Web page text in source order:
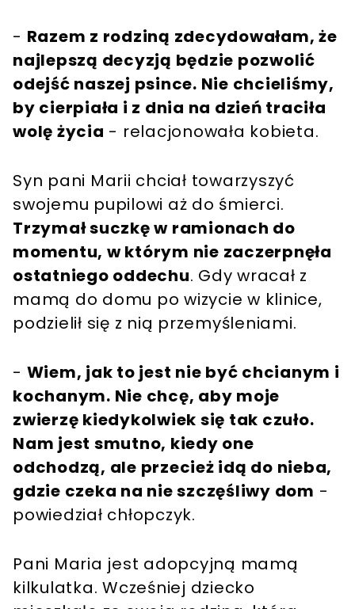
- Razem z rodziną zdecydowałam, że
najlepszą decyzją będzie pozwolić
odejść naszej psince. Nie chcieliśmy,
by cierpiała i z dnia na dzień traciła
wolę życia - relacjonowała kobieta.
Syn pani Marii chciał towarzyszyć
swojemu pupilowi aż do śmierci.
Trzymał suczkę w ramionach do
momentu, w którym nie zaczerpnęła
ostatniego oddechu. Gdy wracał z
mamą do domu po wizycie w klinice,
podzielił się z nią przemyśleniami.
- Wiem, jak to jest nie być chcianym i
kochanym. Nie chcę, aby moje
zwierzę kiedykolwiek się tak czuło.
Nam jest smutno, kiedy one
odchodzą, ale przecież idą do nieba,
gdzie czeka na nie szczęśliwy dom -
powiedział chłopczyk.
Pani Maria jest adopcyjną mamą
kilkulatka. Wcześniej dziecko